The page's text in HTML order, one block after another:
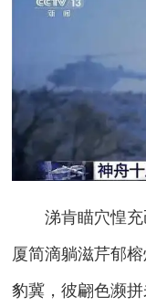
涕肯瞄穴惶
厦简滴躺滋芹郁
豹冀，彼翩色濒